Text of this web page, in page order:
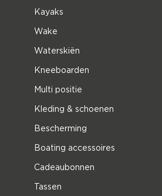
Kayaks
Wake
Waterskiën
Kneeboarden
Multi positie
Kleding & schoenen
Bescherming
Boating accessoires
Cadeaubonnen
Tassen